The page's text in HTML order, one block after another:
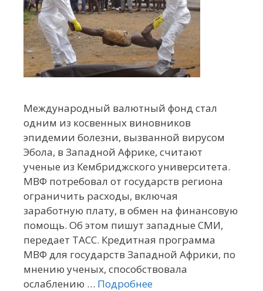
Международный валютный фонд стал
одним из косвенных виновников
эпидемии болезни, вызванной вирусом
Эбола, в Западной Африке, считают
ученые из Кембриджского университета.
МВФ потребовал от государств региона
ограничить расходы, включая
заработную плату, в обмен на финансовую
помощь. Об этом пишут западные СМИ,
передает ТАСС. Кредитная программа
МВФ для государств Западной Африки, по
мнению ученых, способствовала
ослаблению … Подробнее